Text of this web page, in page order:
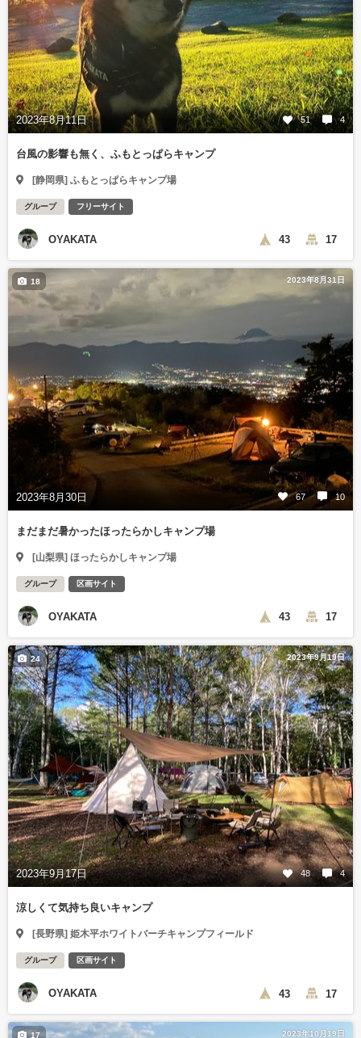
2023年8月11日 51 4
台風の影響も無く、ふもとっぱらキャンプ
[静岡県] ふもとっぱらキャンプ場
グループ フリーサイト
OYAKATA 43 17
2023年8月31日
2023年8月30日 67 10
18
まだまだ暑かったほったらかしキャンプ場
[山梨県] ほったらかしキャンプ場
グループ 区画サイト
OYAKATA 43 17
2023年9月19日
2023年9月17日 48 4
24
涼しくて気持ち良いキャンプ
[長野県] 姫木平ホワイトバーチキャンプフィールド
グループ 区画サイト
OYAKATA 43 17
2023年10月19日
17